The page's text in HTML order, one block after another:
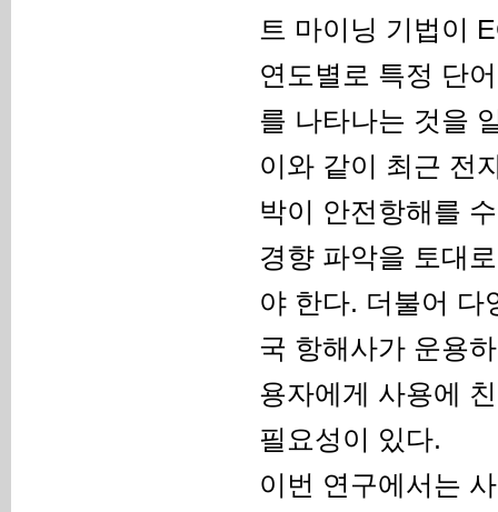
트 마이닝 기법이
연도별로 특정 단
를 나타나는 것을
이와 같이 최근 전
박이 안전항해를
경향 파악을 토대
야 한다. 더불어 다
국 항해사가 운용
용자에게 사용에
필요성이 있다.
이번 연구에서는